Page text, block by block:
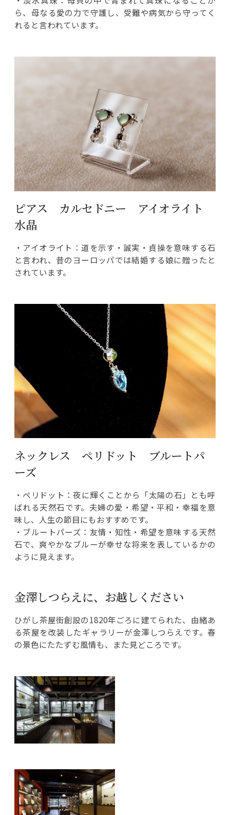
ら、母なる愛の力で守護し、受難や病気から守ってく
れると言われています。
ピアス カルセドニー アイオライト
水晶
・アイオライト：道を示す・誠実・貞操を意味する石
と言われ、昔のヨーロッパでは結婚する娘に贈ったと
されています。
ネックレス ペリドット ブルートパ
ーズ
・ペリドット：夜に輝くことから「太陽の石」とも呼
ばれる天然石です。夫婦の愛・希望・平和・幸福を意
味し、人生の節目にもおすすめです。
・ブルートパーズ：友情・知性・希望を意味する天然
石で、爽やかなブルーが幸せな将来を表しているかの
ように見えます。
金澤しつらえに、お越しください
ひがし茶屋街創設の1820年ごろに建てられた、由緒あ
る茶屋を改装したギャラリーが金澤しつらえです。春
の景色にたたずむ風情も、また見どころです。